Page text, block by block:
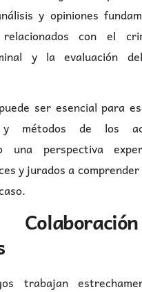
y opiniones
con el
y la evaluación
ser esencial para
métodos de los
una perspectiva
y jurados a
trabajan